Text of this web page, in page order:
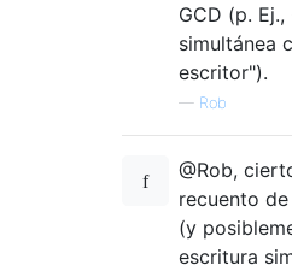
GCD (p.
simultánea
escritor").
— Rob
@Rob,
recuento
(y
escritura